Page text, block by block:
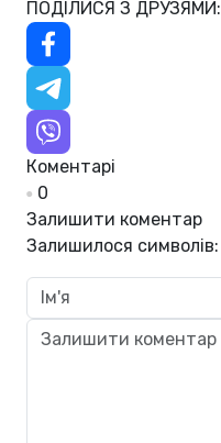
ПОДІЛИСЯ З ДРУЗЯМИ:
Коментарі
0
Залишити коментар
Залишилося символів: